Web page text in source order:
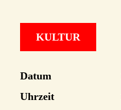
KULTUR
Datum
Uhrzeit